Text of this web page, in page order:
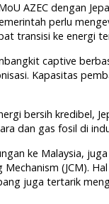
AZEC dengan
perlu
transisi ke energi
captive
Kapasitas
bersih kredibel,
dan gas fosil di
ke Malaysia,
(JCM).
juga tertarik